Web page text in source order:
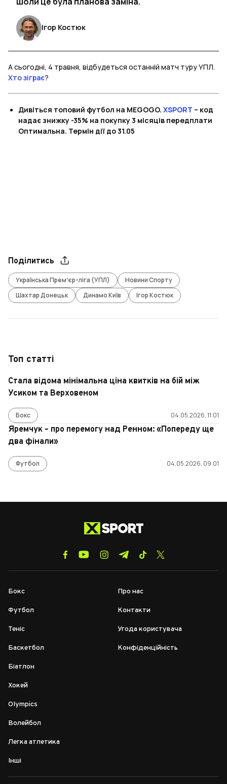
Ігор Костюк
А сьогодні, 4 травня, відбудеться останній матч туру УПЛ.
Хто зіграє?
Дивіться топовий футбол на MEGOGO. XSPORT – код
надає знижку -35% на покупку 3 місяців передплати
Оптимальна. Термін дії до 31.05
Поділитись
Українська Премʼєр-ліга (УПЛ)
Новини Спорту
Шахтар Донецьк
Динамо Київ Ігор Костюк
Топ статті
Стала відома мінімальна ціна квитків на бій між
Усиком та Верховеном
Бокс 04.05.2026, 11:01
Яремчук – про перемогу над Ренном: «Попереду ще
два фінали»
Футбол 04.05.2026, 09:01
Бокс
Футбол
Теніс
Баскетбол
Біатлон
Хокей
Olympics
Волейбол
Легка атлетика
Інші
Про нас
Контакти
Угода користувача
Конфіденційність